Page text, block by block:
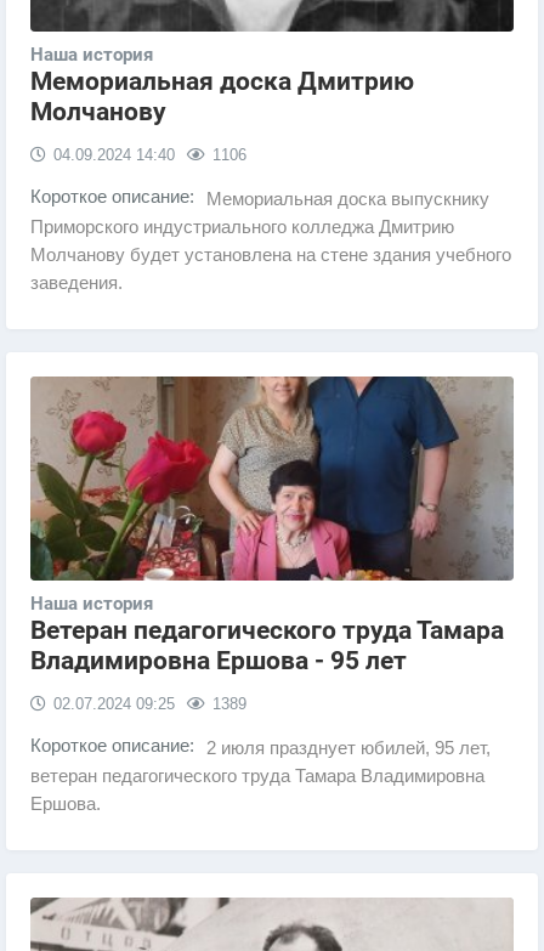
Наша история
Мемориальная доска Дмитрию
Молчанову
04.09.2024 14:40 1106
Короткое описание:
Мемориальная доска выпускнику
Приморского индустриального колледжа Дмитрию
Молчанову будет установлена на стене здания учебного
заведения.
Наша история
Ветеран педагогического труда Тамара
Владимировна Ершова - 95 лет
02.07.2024 09:25 1389
Короткое описание:
2 июля празднует юбилей, 95 лет,
ветеран педагогического труда Тамара Владимировна
Ершова.